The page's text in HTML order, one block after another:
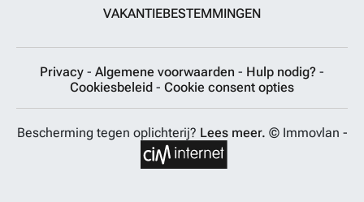
VAKANTIEBESTEMMINGEN
Privacy - Algemene voorwaarden - Hulp nodig? -
Cookiesbeleid - Cookie consent opties
Bescherming tegen oplichterij? Lees meer. © Immovlan -